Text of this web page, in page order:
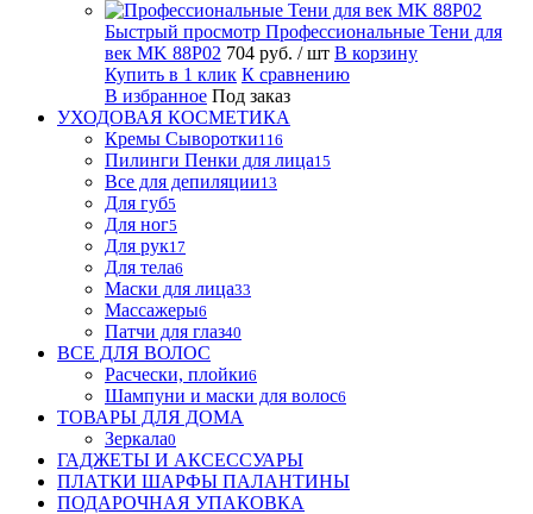
Быстрый просмотр Профессиональные Тени для
век MK 88P02 704 руб. / шт В корзину
Купить в 1 клик К сравнению
В избранное Под заказ
УХОДОВАЯ КОСМЕТИКА
Кремы Сыворотки116
Пилинги Пенки для лица15
Все для депиляции13
Для губ5
Для ног5
Для рук17
Для тела6
Маски для лица33
Массажеры6
Патчи для глаз40
ВСЕ ДЛЯ ВОЛОС
Расчески, плойки6
Шампуни и маски для волос6
ТОВАРЫ ДЛЯ ДОМА
Зеркала0
ГАДЖЕТЫ И АКСЕССУАРЫ
ПЛАТКИ ШАРФЫ ПАЛАНТИНЫ
ПОДАРОЧНАЯ УПАКОВКА